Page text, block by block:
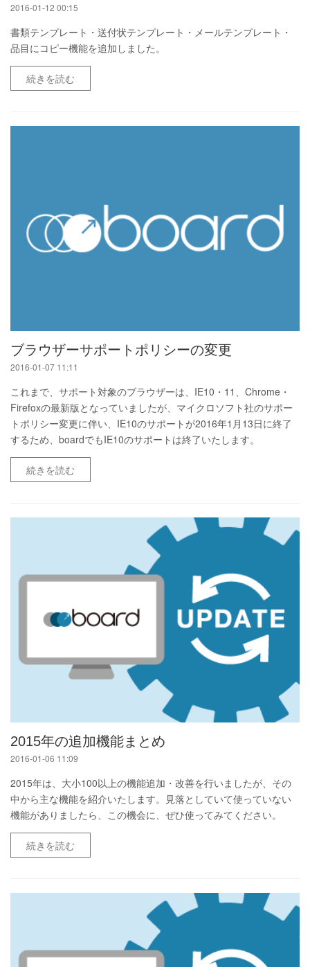
2016-01-12 00:15
書類テンプレート・送付状テンプレート・メールテンプレート・
品目にコピー機能を追加しました。
続きを読む
ブラウザーサポートポリシーの変更
2016-01-07 11:11
これまで、サポート対象のブラウザーは、IE10・11、Chrome・
Firefoxの最新版となっていましたが、マイクロソフト社のサポー
トポリシー変更に伴い、IE10のサポートが2016年1月13日に終了
するため、boardでもIE10のサポートは終了いたします。
続きを読む
2015年の追加機能まとめ
2016-01-06 11:09
2015年は、大小100以上の機能追加・改善を行いましたが、その
中から主な機能を紹介いたします。見落としていて使っていない
機能がありましたら、この機会に、ぜひ使ってみてください。
続きを読む